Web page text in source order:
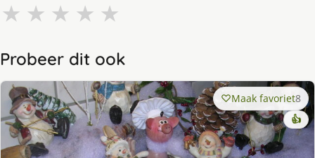
★ ★ ★ ★ ★
Probeer dit ook
Maak favoriet8
👍